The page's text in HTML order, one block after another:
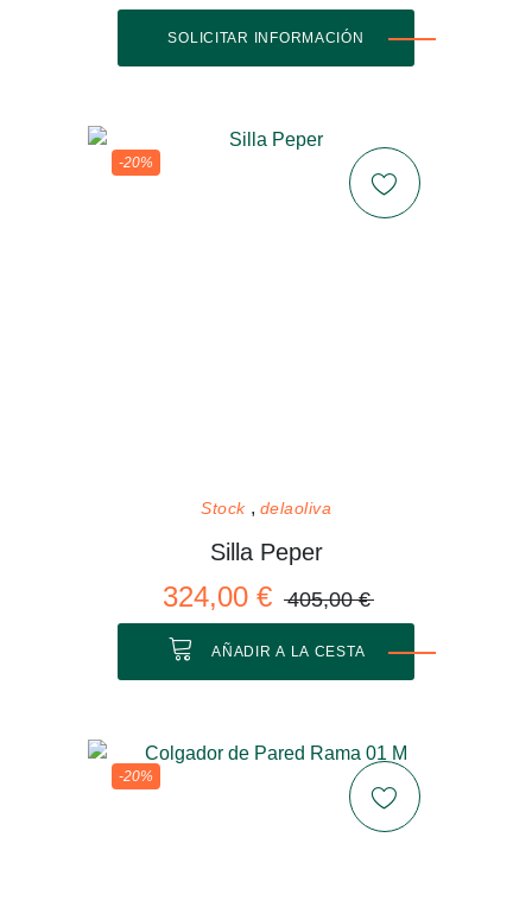
SOLICITAR INFORMACIÓN
-20%
Stock delaoliva
Silla Peper
324,00 € 405,00 €
AÑADIR A LA CESTA
-20%